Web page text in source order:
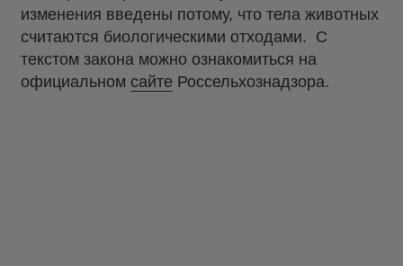
изменения введены потому, что тела животных
считаются биологическими отходами. С
текстом закона можно ознакомиться на
официальном сайте Россельхознадзора.